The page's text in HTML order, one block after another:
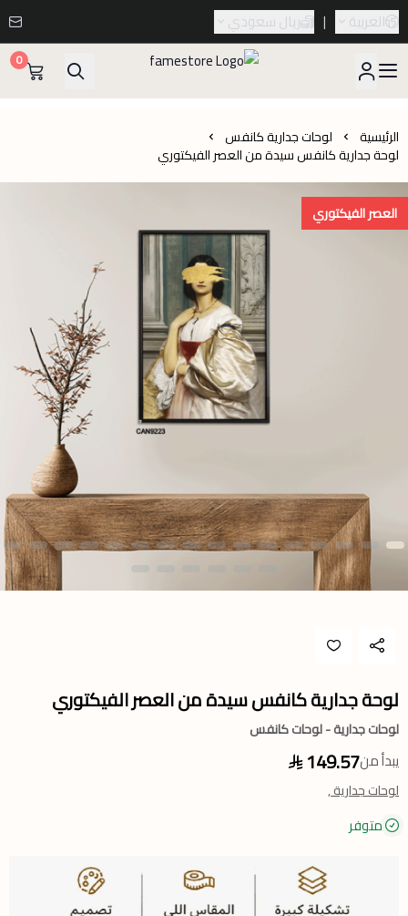
العربية | ريال سعودي
0
الرئيسية لوحات جدارية كانفس
لوحة جدارية كانفس سيدة من العصر الفيكتوري
العصر الفيكتوري
لوحة جدارية كانفس سيدة من العصر الفيكتوري
لوحات جدارية - لوحات كانفس
يبدأ من149.57
لوحات جدارية ,
متوفر